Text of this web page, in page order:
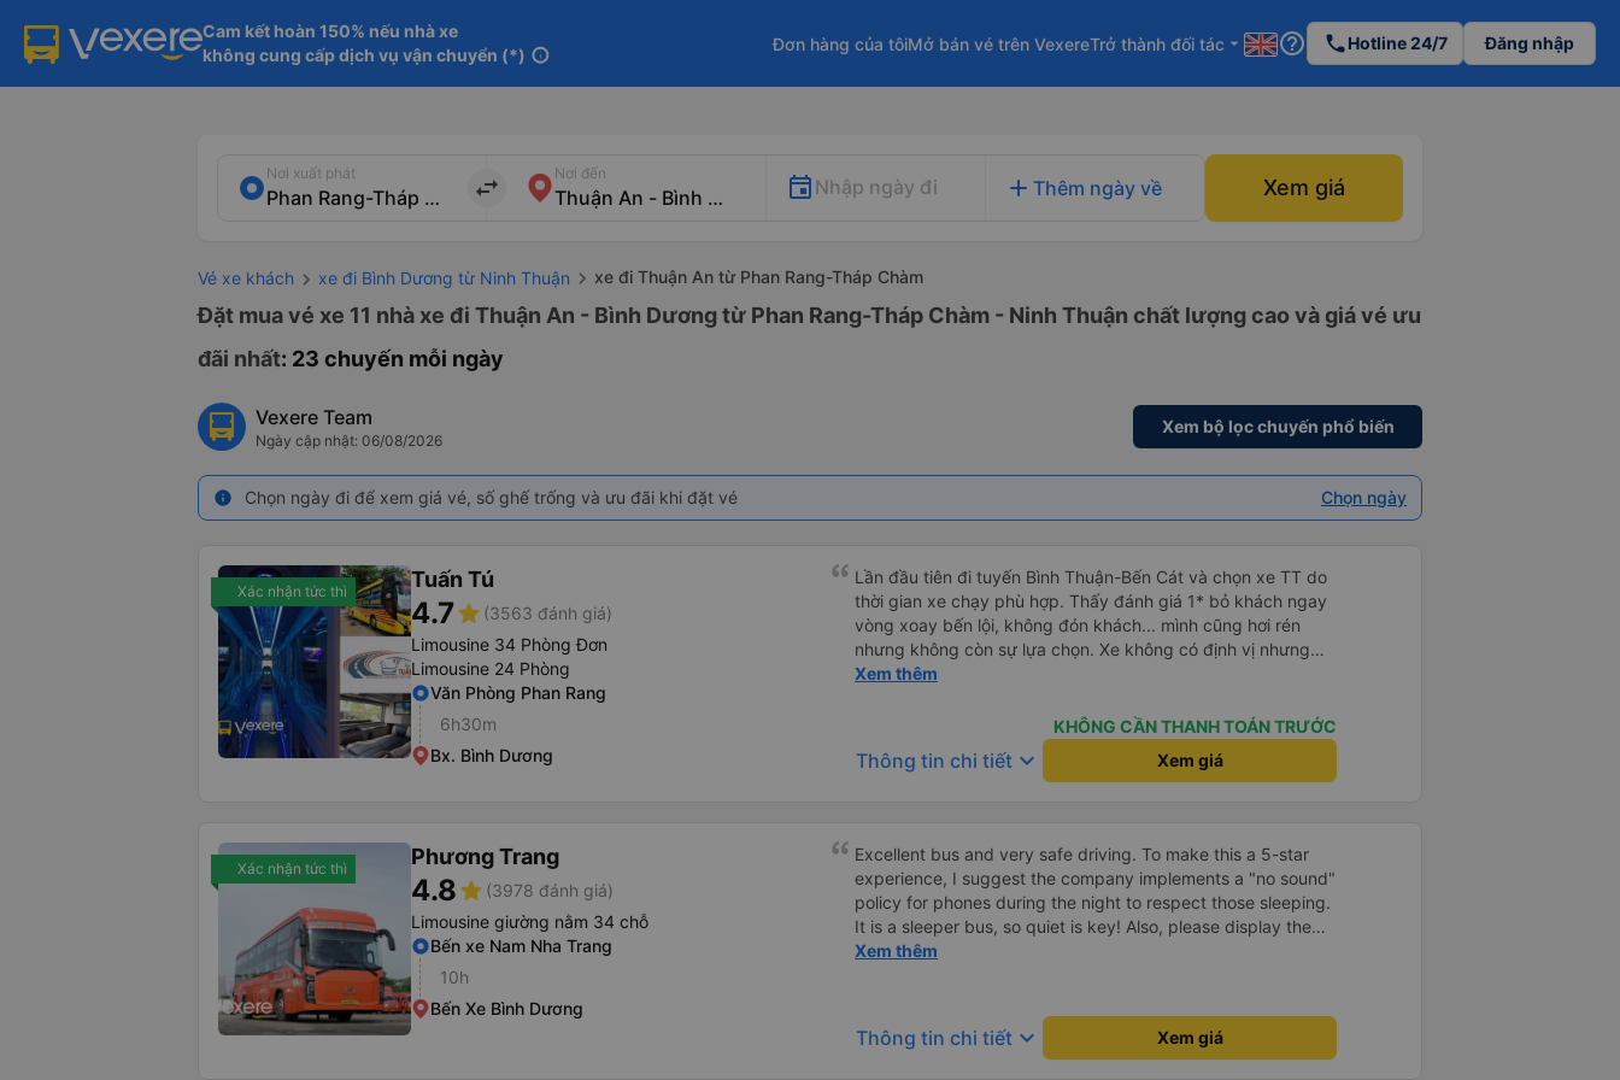
Cam kết hoàn 150% nếu nhà xe
không cung cấp dịch vụ vận chuyển (*) info
Đơn hàng của tôiMở bán vé trên VexereTrở thành đối tác arrow_drop_down help_outline phoneHotline 24/7 Đăng nhập
Nơi xuất phát
import_export
Nơi đến
Nhập ngày đi add Thêm ngày về Xem giá
Vé xe khách xe đi Bình Dương từ Ninh Thuận xe đi Thuận An từ Phan Rang-Tháp Chàm
Đặt mua vé xe 11 nhà xe đi Thuận An - Bình Dương từ Phan Rang-Tháp Chàm - Ninh Thuận chất lượng cao và giá vé ưu
đãi nhất: 23 chuyến mỗi ngày
Vexere Team
Ngày cập nhật: 06/08/2026
Xem bộ lọc chuyến phổ biến
info Chọn ngày đi để xem giá vé, số ghế trống và ưu đãi khi đặt vé Chọn ngày
Xác nhận tức thì Tuấn Tú
4.7star (3563 đánh giá)
Limousine 34 Phòng Đơn
Limousine 24 Phòng
Văn Phòng Phan Rang
6h30m
Bx. Bình Dương
Lần đầu tiên đi tuyến Bình Thuận-Bến Cát và chọn xe TT do
thời gian xe chạy phù hợp. Thấy đánh giá 1* bỏ khách ngay
vòng xoay bến lội, không đón khách... mình cũng hơi rén
nhưng không còn sự lựa chọn. Xe không có định vị nhưng
chạy đúng giờ, lệch có vài phút. Tài xế, phụ xe thân thiện,
nắp, nên hơi lạnh cứ phà phà. Điểm 10 cho chất lượng. Sẽ đi
Xem thêm
KHÔNG CẦN THANH TOÁN TRƯỚC
Thông tin chi tiết keyboard_arrow_down Xem giá
Xác nhận tức thì Phương Trang
4.8star (3978 đánh giá)
Limousine giường nằm 34 chỗ
Bến xe Nam Nha Trang
10h
Bến Xe Bình Dương
Excellent bus and very safe driving. To make this a 5-star
experience, I suggest the company implements a "no sound"
policy for phones during the night to respect those sleeping.
It is a sleeper bus, so quiet is key! Also, please display the
Wi-Fi password clearly inside the cabin for convenience. I
hơn, tôi góp ý nhà xe nên có quy định rõ ràng về việc giữ im
lặng (tắt âm thanh điện thoại) vào ban đêm để tránh làm
Xem thêm
Thông tin chi tiết keyboard_arrow_down Xem giá